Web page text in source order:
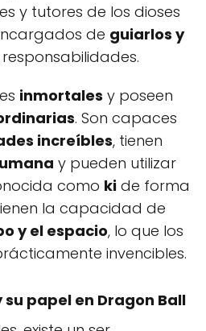
y tutores de los dioses
de guiarlos y
responsabilidades.
inmortales y poseen
. Son capaces
increíbles, tienen
y pueden utilizar
como ki de forma
la capacidad de
y el espacio, lo que los
invencibles.
su papel en Dragon Ball